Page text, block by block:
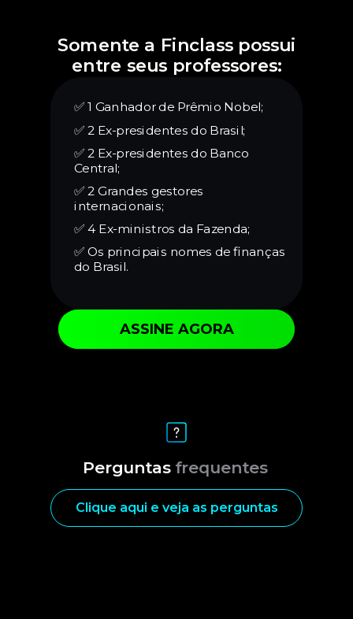
Somente a Finclass possui
entre seus professores:
✅ 1 Ganhador de Prêmio Nobel;
✅ 2 Ex-presidentes do Brasil;
✅ 2 Ex-presidentes do Banco
Central;
✅ 2 Grandes gestores
internacionais;
✅ 4 Ex-ministros da Fazenda;
✅ Os principais nomes de finanças
do Brasil.
ASSINE AGORA
Perguntas frequentes
Clique aqui e veja as perguntas